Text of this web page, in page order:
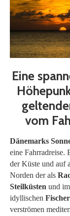
Eine
vom
Dänemarks
eine
der Küste und auf
Norden der als
Steilküsten und
idyllischen
verströmen